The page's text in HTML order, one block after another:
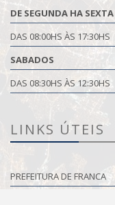
DE SEGUNDA HA SEXTA
DAS 08:00HS ÀS 17:30HS
SABADOS
DAS 08:30HS ÀS 12:30HS
LINKS ÚTEIS
PREFEITURA DE FRANCA